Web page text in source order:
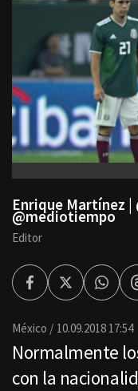
Enrique Martínez
@mediotiempo
Editor
FacebookTwitter
México 10.09.2018 17:54
Normalmente
con la